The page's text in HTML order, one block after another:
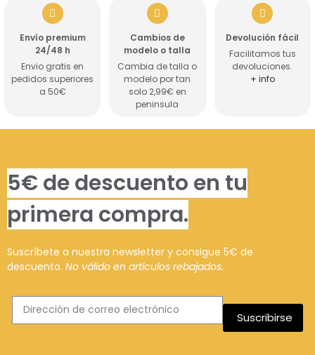
Envío premium
24/48 h
Envio gratis en
pedidos superiores
a 50€
Cambios de
modelo o talla
Cambia de talla o
modelo por tan
solo 2,99€ en
peninsula
Devolución fácil
Facilitamos tus
devoluciones.
+ info
5€ de descuento en tu
primera compra.
Suscríbete a nuestra newsletter y consigue 5€ de
descuento. No válido en artículos rebajados.
Suscribirse